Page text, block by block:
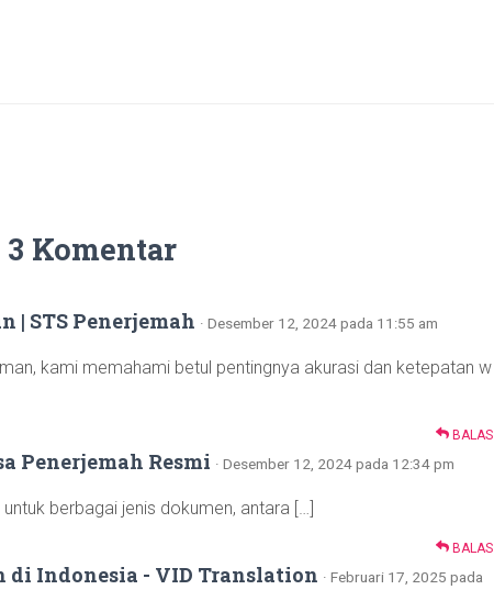
3 Komentar
| STS Penerjemah · Desember 12, 2024 pada 11:55 am
kami memahami betul pentingnya akurasi dan ketepatan w
BALAS
Penerjemah Resmi · Desember 12, 2024 pada 12:34 pm
berbagai jenis dokumen, antara […]
BALAS
di Indonesia - VID Translation · Februari 17, 2025 pada